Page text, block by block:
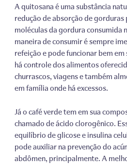
A quitosana é uma substância
redução de absorção de gorduras
moléculas da gordura consumida
maneira de consumir é sempre
refeição e pode funcionar bem em
há controle dos alimentos
churrascos, viagens e também
em família onde há excessos.
Já o café verde tem em sua
chamado de ácido clorogênico.
equilíbrio de glicose e insulina
pode auxiliar na prevenção do
abdômen, principalmente. A